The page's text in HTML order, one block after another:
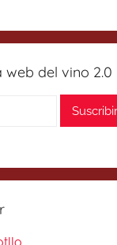
web del vino